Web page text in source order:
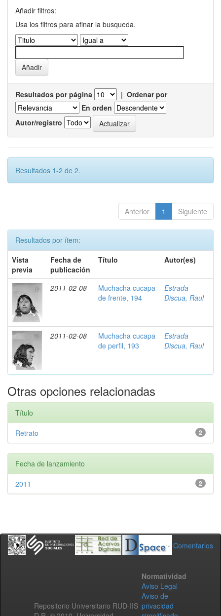
Añadir filtros:
Usa los filtros para afinar la busqueda.
Resultados por página | Ordenar por
En orden
Autor/registro
Resultados 1-2 de 2.
Anterior 1 Siguiente
Resultados por ítem:
Vista
previa
Fecha de
publicación
Título Autor(es)
2011-02-08
Muchacha cucapa
de frente, 194
Estrada
Discua, Raul
2011-02-08
Muchacha cucapa
de perfil, 193
Estrada
Discua, Raul
Otras opciones relacionadas
Título
2
Retrato
Fecha de lanzamiento
2
2011
Comentarios
Repositorio Universitario RUD-IIS
Normatividad
Aviso Legal
Aviso de
privacidad